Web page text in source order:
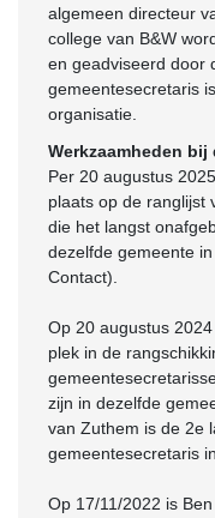
algemeen directeur
college van B&W
en geadviseerd door
gemeentesecretaris
organisatie.
Werkzaamheden bij
Per 20 augustus
plaats op de ranglijst
die het langst
dezelfde gemeente
Contact).
Op 20 augustus
plek in de
zijn in dezelfde
van Zuthem is de 2e
gemeentesecretaris
Op 17/11/2022 is